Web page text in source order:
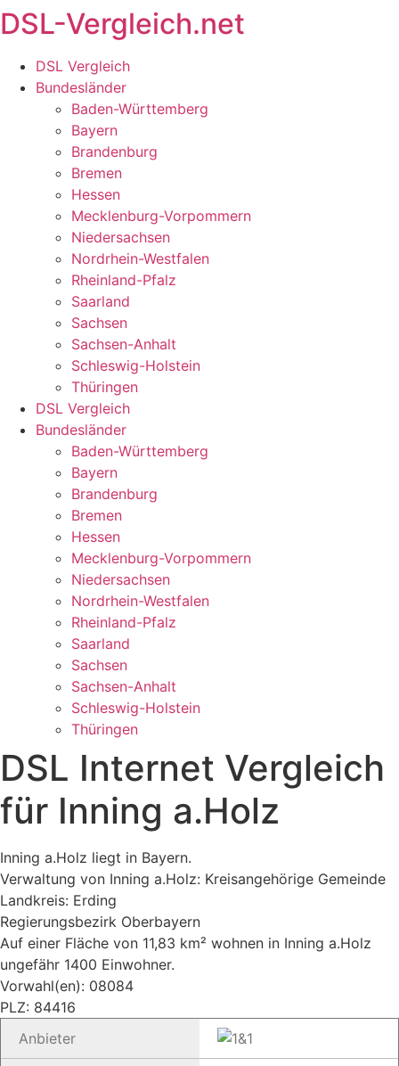
Zum
Inhalt
springen
DSL-Vergleich.net
DSL Vergleich
Bundesländer
Baden-Württemberg
Bayern
Brandenburg
Bremen
Hessen
Mecklenburg-Vorpommern
Niedersachsen
Nordrhein-Westfalen
Rheinland-Pfalz
Saarland
Sachsen
Sachsen-Anhalt
Schleswig-Holstein
Thüringen
DSL Vergleich
Bundesländer
Baden-Württemberg
Bayern
Brandenburg
Bremen
Hessen
Mecklenburg-Vorpommern
Niedersachsen
Nordrhein-Westfalen
Rheinland-Pfalz
Saarland
Sachsen
Sachsen-Anhalt
Schleswig-Holstein
Thüringen
DSL Internet Vergleich
für Inning a.Holz
Inning a.Holz liegt in Bayern.
Verwaltung von Inning a.Holz: Kreisangehörige Gemeinde
Landkreis: Erding
Regierungsbezirk Oberbayern
Auf einer Fläche von 11,83 km² wohnen in Inning a.Holz
ungefähr 1400 Einwohner.
Vorwahl(en): 08084
PLZ: 84416
Anbieter